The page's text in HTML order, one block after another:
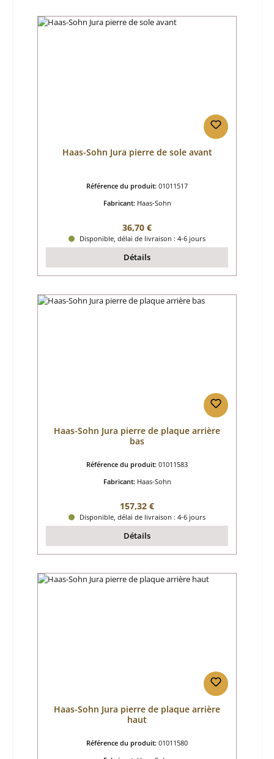
Haas-Sohn Jura pierre de sole avant
Référence du produit: 01011517
Fabricant: Haas-Sohn
Prix régulier :
36,70 €
Disponible, délai de livraison : 4-6 jours
Détails
Haas-Sohn Jura pierre de plaque arrière
bas
Référence du produit: 01011583
Fabricant: Haas-Sohn
Prix régulier :
157,32 €
Disponible, délai de livraison : 4-6 jours
Détails
Haas-Sohn Jura pierre de plaque arrière
haut
Référence du produit: 01011580